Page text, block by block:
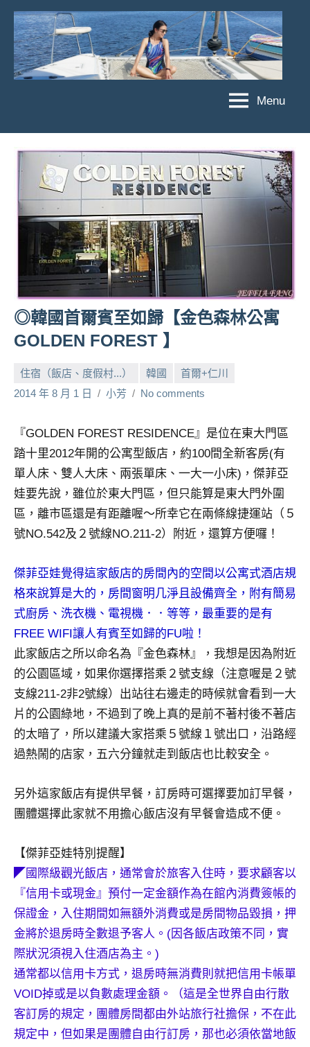
Skip
content
菲
亞
娃
JEFFIA
FANG
亞
娃
粉
絲
團、
旅
達
人
帶
旅
遊
目
賓、
News
金
探
節
班
底、
外
節
目
主
持、
吳
窟
泰
旅
遊
者、
各
發
表
及
活
動
主
持、
校
Menu
◎韓國首爾賓至如歸【金色森林公寓
GOLDEN FOREST 】
住宿（飯店、度假村...） 韓國
首爾+仁川
2014 年 8 月 1 日
小芳 No comments
『GOLDEN FOREST RESIDENCE』是位在東大門區
踏十里2012年開的公寓型飯店，約100間全新客房(有
單人床、雙人大床、兩張單床、一大一小床)，傑菲亞
娃要先說，雖位於東大門區，但只能算是東大門外圍
區，離市區還是有距離喔～所幸它在兩條線捷運站（５
號NO.542及２號線NO.211-2）附近，還算方便囉！
傑菲亞娃覺得這家飯店的房間內的空間以公寓式酒店規
格來說算是大的，房間窗明几淨且設備齊全，附有簡易
式廚房、洗衣機、電視機．．等等，最重要的是有
FREE WIFI讓人有賓至如歸的FU啦！
此家飯店之所以命名為『金色森林』，我想是因為附近
的公園區域，如果你選擇搭乘２號支線（注意喔是２號
支線211-2非2號線）出站往右邊走的時候就會看到一大
片的公園綠地，不過到了晚上真的是前不著村後不著店
的太暗了，所以建議大家搭乘５號線１號出口，沿路經
過熱鬧的店家，五六分鐘就走到飯店也比較安全。
另外這家飯店有提供早餐，訂房時可選擇要加訂早餐，
團體選擇此家就不用擔心飯店沒有早餐會造成不便。
【傑菲亞娃特別提醒】
◤國際級觀光飯店，通常會於旅客入住時，要求顧客以
『信用卡或現金』預付一定金額作為在館內消費簽帳的
保證金，入住期間如無額外消費或是房間物品毀損，押
金將於退房時全數退予客人。(因各飯店政策不同，實
際狀況須視入住酒店為主。)
通常都以信用卡方式，退房時無消費則就把信用卡帳單
VOID掉或是以負數處理金額。（這是全世界自由行散
客訂房的規定，團體房間都由外站旅行社擔保，不在此
規定中，但如果是團體自由行訂房，那也必須依當地飯